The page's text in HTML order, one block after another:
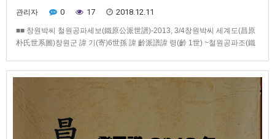
관리자 0 17 2018.12.11
■■ 창원박씨 철원공파세보(鐵原公派世譜)-2013, 3/4창원박씨 세계도(昌原
朴氏世系圖)창원군 諱 기(寄)6世孫 諱 齡派譜諱 령(齡 1世) ~철원공파조(鐵
석(榮奭)